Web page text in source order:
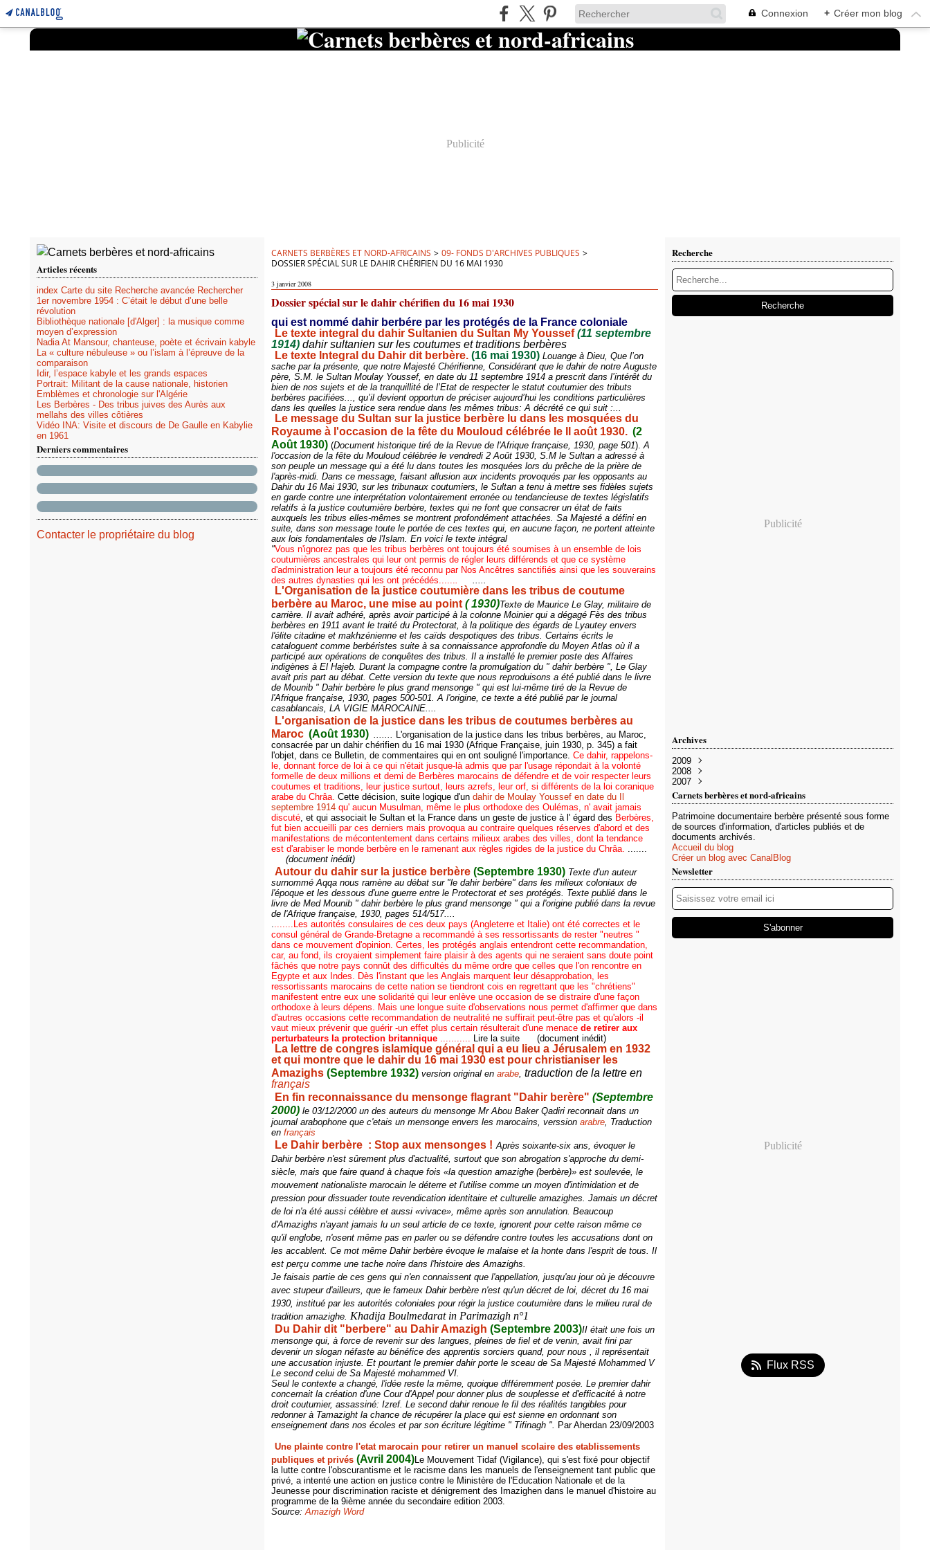
Connexion + Créer mon blog
Publicité
Articles récents
index Carte du site Recherche avancée Rechercher
1er novembre 1954 : C’était le début d’une belle
révolution
Bibliothèque nationale [d'Alger] : la musique comme
moyen d’expression
Nadia At Mansour, chanteuse, poète et écrivain kabyle
La « culture nébuleuse » ou l’islam à l’épreuve de la
comparaison
Idir, l’espace kabyle et les grands espaces
Portrait: Militant de la cause nationale, historien
Emblèmes et chronologie sur l'Algérie
Les Berbères - Des tribus juives des Aurès aux
mellahs des villes côtières
Vidéo INA: Visite et discours de De Gaulle en Kabylie
en 1961
Derniers commentaires
Contacter le propriétaire du blog
CARNETS BERBÈRES ET NORD-AFRICAINS > 09- FONDS D'ARCHIVES PUBLIQUES >
DOSSIER SPÉCIAL SUR LE DAHIR CHÉRIFIEN DU 16 MAI 1930
3 janvier 2008
Dossier spécial sur le dahir chérifien du 16 mai 1930
qui est nommé dahir berbére par les protégés de la France coloniale
Le texte integral du dahir Sultanien du Sultan My Youssef (11 septembre
1914) dahir sultanien sur les coutumes et traditions berbères
Le texte Integral du Dahir dit berbère. (16 mai 1930)Louange à Dieu, Que l’on
sache par la présente, que notre Majesté Chérifienne, Considérant que le dahir de notre Auguste
père, S.M. le Sultan Moulay Youssef, en date du 11 septembre 1914 a prescrit dans l’intérêt du
bien de nos sujets et de la tranquillité de l’Etat de respecter le statut coutumier des tributs
berbères pacifiées..., qu’il devient opportun de préciser aujourd’hui les conditions particulières
dans les quelles la justice sera rendue dans les mêmes tribus: A décrété ce qui suit :...
Le message du Sultan sur la justice berbère lu dans les mosquées du
Royaume à l'occasion de la fête du Mouloud célébrée le II août 1930. (2
Août 1930) (Document historique tiré de la Revue de l'Afrique française, 1930, page 501).A
l'occasion de la fête du Mouloud célébrée le vendredi 2 Août 1930, S.M le Sultan a adressé à
son peuple un message qui a été lu dans toutes les mosquées lors du prêche de la prière de
l'après-midi. Dans ce message, faisant allusion aux incidents provoqués par les opposants au
Dahir du 16 Mai 1930, sur les tribunaux coutumiers, le Sultan a tenu à mettre ses fidèles sujets
en garde contre une interprétation volontairement erronée ou tendancieuse de textes législatifs
relatifs à la justice coutumière berbère, textes qui ne font que consacrer un état de faits
auxquels les tribus elles-mêmes se montrent profondément attachées. Sa Majesté a défini en
suite, dans son message toute le portée de ces textes qui, en aucune façon, ne portent atteinte
aux lois fondamentales de l'Islam. En voici le texte intégral
"Vous n'ignorez pas que les tribus berbères ont toujours été soumises à un ensemble de lois
coutumières ancestrales qui leur ont permis de régler leurs différends et que ce système
d'administration leur a toujours été reconnu par Nos Ancêtres sanctifiés ainsi que les souverains
des autres dynasties qui les ont précédés....... .....
L'Organisation de la justice coutumière dans les tribus de coutume
berbère au Maroc, une mise au point ( 1930)Texte de Maurice Le Glay, militaire de
carrière. Il avait adhéré, après avoir participé à la colonne Moinier qui a dégagé Fès des tribus
berbères en 1911 avant le traité du Protectorat, à la politique des égards de Lyautey envers
l'élite citadine et makhzénienne et les caïds despotiques des tribus. Certains écrits le
cataloguent comme berbéristes suite à sa connaissance approfondie du Moyen Atlas où il a
participé aux opérations de conquêtes des tribus. Il a installé le premier poste des Affaires
indigènes à El Hajeb. Durant la compagne contre la promulgation du " dahir berbère ", Le Glay
avait pris part au débat.Cette version du texte que nous reproduisons a été publié dans le livre
de Mounib " Dahir berbère le plus grand mensonge " qui est lui-même tiré de la Revue de
l'Afrique française, 1930, pages 500-501. A l'origine, ce texte a été publié par le journal
casablancais, LA VIGIE MAROCAINE....
L'organisation de la justice dans les tribus de coutumes berbères au
Maroc (Août 1930) ....... L'organisation de la justice dans les tribus berbères, au Maroc,
consacrée par un dahir chérifien du 16 mai 1930 (Afrique Française, juin 1930, p. 345) a fait
l'objet, dans ce Bulletin, de commentaires qui en ont souligné l'importance.Ce dahir, rappelons-
le, donnant force de loi à ce qui n'était jusque-là admis que par l'usage répondait à la volonté
formelle de deux millions et demi de Berbères marocains de défendre et de voir respecter leurs
coutumes et traditions, leur justice surtout, leurs azrefs, leur orf, si différents de la loi coranique
arabe du Chrâa.Cette décision, suite logique d'undahir de Moulay Youssef en date du Il
septembre 1914 qu' aucun Musulman, même le plus orthodoxe des Oulémas, n' avait jamais
discuté, et qui associait le Sultan et la France dans un geste de justice à l' égard des Berbères,
fut bien accueilli par ces derniers mais provoqua au contraire quelques réserves d'abord et des
manifestations de mécontentement dans certains milieux arabes des villes, dont la tendance
est d'arabiser le monde berbère en le ramenant aux règles rigides de la justice du Chrâa. .......
(document inédit)
Autour du dahir sur la justice berbère (Septembre 1930) Texte d'un auteur
surnommé Aqqa nous ramène au débat sur "le dahir berbère" dans les milieux coloniaux de
l'époque et les dessous d'une guerre entre le Protectorat et ses protégés. Texte publié dans le
livre de Med Mounib " dahir berbère le plus grand mensonge " qui a l'origine publié dans la revue
de l'Afrique française, 1930, pages 514/517....
........Les autorités consulaires de ces deux pays (Angleterre et Italie) ont été correctes et le
consul général de Grande-Bretagne a recommandé à ses ressortissants de rester "neutres "
dans ce mouvement d'opinion. Certes, les protégés anglais entendront cette recommandation,
car, au fond, ils croyaient simplement faire plaisir à des agents qui ne seraient sans doute point
fâchés que notre pays connût des difficultés du même ordre que celles que l'on rencontre en
Egypte et aux Indes. Dès l'instant que les Anglais marquent leur désapprobation, les
ressortissants marocains de cette nation se tiendront cois en regrettant que les "chrétiens"
manifestent entre eux une solidarité qui leur enlève une occasion de se distraire d'une façon
orthodoxe à leurs dépens. Mais une longue suite d'observations nous permet d'affirmer que dans
d'autres occasions cette recommandation de neutralité ne suffirait peut-être pas et qu'alors -il
vaut mieux prévenir que guérir -un effet plus certain résulterait d'une menacede retirer aux
perturbateurs la protection britannique ........... Lire la suite (document inédit)
La lettre de congres islamique général qui a eu lieu a Jérusalem en 1932
et qui montre que le dahir du 16 mai 1930 est pour christianiser les
Amazighs (Septembre 1932) version original enarabe,traduction de la lettre en
français
En fin reconnaissance du mensonge flagrant "Dahir berère" (Septembre
2000) le 03/12/2000 un des auteurs du mensonge Mr Abou Baker Qadiri reconnait dans un
journal arabophone que c'etais un mensonge envers les marocains,verssionarabre, Traduction
enfrançais
Le Dahir berbère : Stop aux mensonges ! Après soixante-six ans, évoquer le
Dahir berbère n'est sûrement plus d'actualité, surtout que son abrogation s'approche du demi-
siècle, mais que faire quand à chaque fois «la question amazighe (berbère)» est soulevée, le
mouvement nationaliste marocain le déterre et l'utilise comme un moyen d'intimidation et de
pression pour dissuader toute revendication identitaire et culturelle amazighes. Jamais un décret
de loi n'a été aussi célèbre et aussi «vivace», même après son annulation. Beaucoup
d'Amazighs n'ayant jamais lu un seul article de ce texte, ignorent pour cette raison même ce
qu'il englobe, n'osent même pas en parler ou se défendre contre toutes les accusations dont on
les accablent. Ce mot même Dahir berbère évoque le malaise et la honte dans l'esprit de tous. Il
est perçu comme une tache noire dans l'histoire des Amazighs.
Je faisais partie de ces gens qui n'en connaissent que l'appellation, jusqu'au jour où je découvre
avec stupeur d'ailleurs, que le fameux Dahir berbère n'est qu'un décret de loi, décret du 16 mai
1930, institué par les autorités coloniales pour régir la justice coutumière dans le milieu rural de
tradition amazighe.Khadija Boulmedarat in Parimazigh n°1
Du Dahir dit "berbere" au Dahir Amazigh (Septembre 2003)II était une fois un
mensonge qui, à force de revenir sur des langues, pleines de fiel et de venin, avait fini par
devenir un slogan néfaste au bénéfice des apprentis sorciers quand, pour nous , il représentait
une accusation injuste.Et pourtant le premier dahir porte le sceau de Sa Majesté Mohammed V
Le second celui de Sa Majesté mohammed VI.
Seul le contexte a changé, l'idée reste la même, quoique différemment posée. Le premier dahir
concernait la création d'une Cour d'Appel pour donner plus de souplesse et d'efficacité à notre
droit coutumier, assassiné: Izref. Le second dahir renoue le fil des réalités tangibles pour
redonner à Tamazight la chance de récupérer la place qui est sienne en ordonnant son
enseignement dans nos écoles et par son écriture légitime " Tifinagh ". Par Aherdan 23/09/2003
Une plainte contre l'etat marocain pour retirer un manuel scolaire des etablissements
publiques et privés (Avril 2004)Le Mouvement Tidaf (Vigilance), qui s'est fixé pour objectif
la lutte contre l'obscurantisme et le racisme dans les manuels de l'enseignement tant public que
privé, a intenté une action en justice contre le Ministère de l'Education Nationale et de la
Jeunesse pour discrimination raciste et dénigrement des Imazighen dans le manuel d'histoire au
programme de la 9ième année du secondaire edition 2003.
Source:Amazigh Word
Recherche
Publicité
Archives
2009
Avril
Mars
2008
Novembre
Septembre(2)
Juillet(2)
Juin(6)
Mai(25)
Avril(18)
Mars(19)
Février(9)
(92)
2007
Décembre(22)
Novembre(1)
Carnets berbères et nord-africains
Patrimoine documentaire berbère présenté sous forme
de sources d'information, d'articles publiés et de
documents archivés.
Accueil du blog
Créer un blog avec CanalBlog
Newsletter
Publicité
Flux RSS